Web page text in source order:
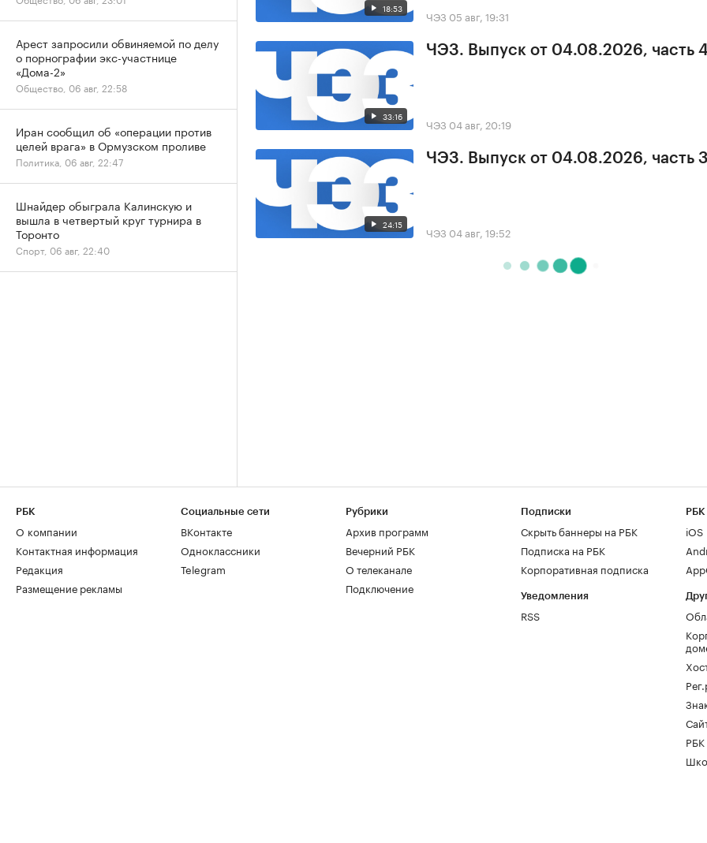
18:53 ЧЭЗ 05 авг, 19:31
33:16
ЧЭЗ. Выпуск от 04.08.2026, часть
ЧЭЗ 04 авг, 20:19
24:15
ЧЭЗ. Выпуск от 04.08.2026, часть
ЧЭЗ 04 авг, 19:52
Арест запросили обвиняемой по делу
о порнографии экс-участнице
«Дома-2»
Общество, 06 авг, 22:58
Иран сообщил об «операции против
целей врага» в Ормузском проливе
Политика, 06 авг, 22:47
Шнайдер обыграла Калинскую и
вышла в четвертый круг турнира в
Торонто
Спорт, 06 авг, 22:40
РБК
О компании
Контактная информация
Редакция
Размещение рекламы
Социальные сети
ВКонтакте
Одноклассники
Telegram
Рубрики
Архив программ
Вечерний РБК
О телеканале
Подключение
Подписки
Скрыть баннеры на РБК
Подписка на РБК
Корпоративная подписка
Уведомления
RSS
РБК
iOS